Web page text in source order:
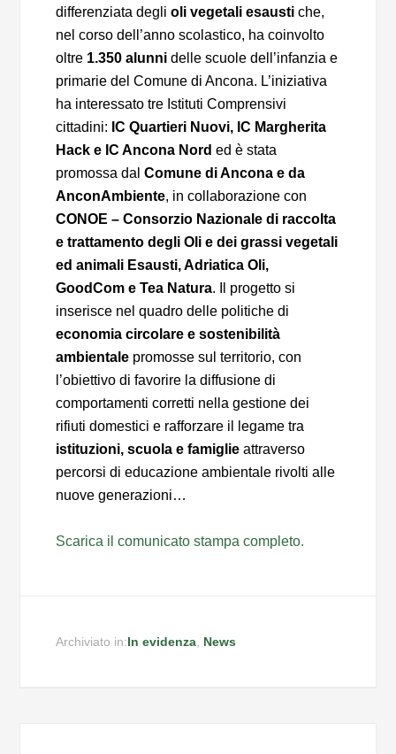
differenziata deglioli vegetali esausti che,
nel corso dell’anno scolastico, ha coinvolto
oltre 1.350 alunni delle scuole dell’infanzia e
primarie del Comune di Ancona. L’iniziativa
ha interessato tre Istituti Comprensivi
cittadini: IC Quartieri Nuovi, IC Margherita
Hack e IC Ancona Nord ed è stata
promossa dalComune di Ancona e da
AnconAmbiente, in collaborazione con
CONOE – Consorzio Nazionale di raccolta
e trattamento degli Oli e dei grassi vegetali
ed animali Esausti, Adriatica Oli,
GoodCom e Tea Natura. Il progetto si
inserisce nel quadro delle politiche di
economia circolare e sostenibilità
ambientale promosse sul territorio, con
l’obiettivo di favorire la diffusione di
comportamenti corretti nella gestione dei
rifiuti domestici e rafforzare il legame tra
istituzioni, scuola e famiglie attraverso
percorsi di educazione ambientale rivolti alle
nuove generazioni…
Scarica il comunicato stampa completo.
Archiviato in:In evidenza News